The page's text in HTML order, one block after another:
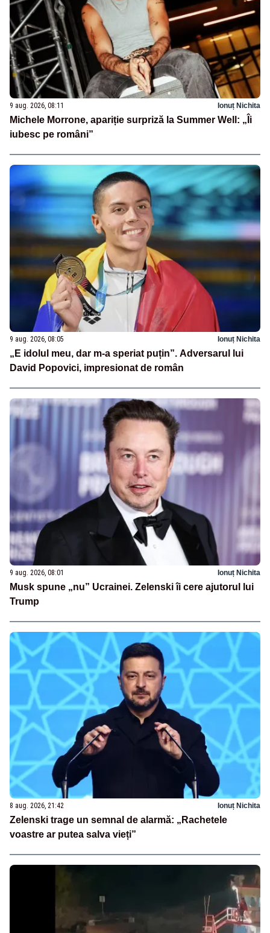
9 aug. 2026, 08:11 Ionuț Nichita
Michele Morrone, apariție surpriză la Summer Well: „Îi
iubesc pe români”
9 aug. 2026, 08:05 Ionuț Nichita
„E idolul meu, dar m-a speriat puțin”. Adversarul lui
David Popovici, impresionat de român
9 aug. 2026, 08:01 Ionuț Nichita
Musk spune „nu” Ucrainei. Zelenski îi cere ajutorul lui
Trump
8 aug. 2026, 21:42 Ionuț Nichita
Zelenski trage un semnal de alarmă: „Rachetele
voastre ar putea salva vieți”